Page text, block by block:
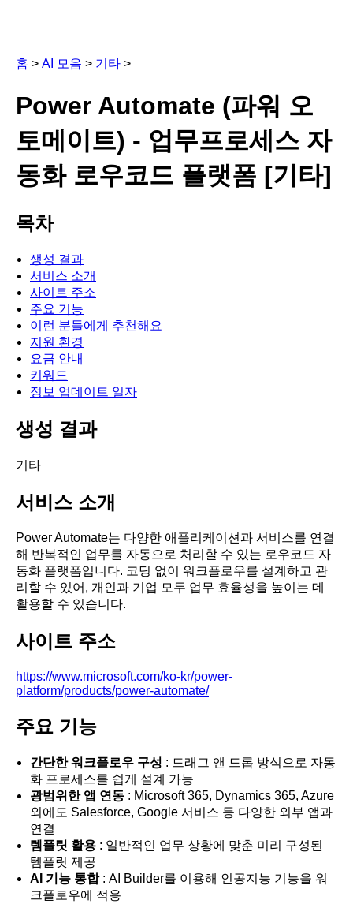
홈 > AI 모음 > 기타 >
Power Automate (파워 오
토메이트) - 업무프로세스 자
동화 로우코드 플랫폼 [기타]
목차
생성 결과
서비스 소개
사이트 주소
주요 기능
이런 분들에게 추천해요
지원 환경
요금 안내
키워드
정보 업데이트 일자
생성 결과
기타
서비스 소개
Power Automate는 다양한 애플리케이션과 서비스를 연결
해 반복적인 업무를 자동으로 처리할 수 있는 로우코드 자
동화 플랫폼입니다. 코딩 없이 워크플로우를 설계하고 관
리할 수 있어, 개인과 기업 모두 업무 효율성을 높이는 데
활용할 수 있습니다.
사이트 주소
https://www.microsoft.com/ko-kr/power-
platform/products/power-automate/
주요 기능
간단한 워크플로우 구성 : 드래그 앤 드롭 방식으로 자동
화 프로세스를 쉽게 설계 가능
광범위한 앱 연동 : Microsoft 365, Dynamics 365, Azure
외에도 Salesforce, Google 서비스 등 다양한 외부 앱과
연결
템플릿 활용 : 일반적인 업무 상황에 맞춘 미리 구성된
템플릿 제공
AI 기능 통합: AI Builder를 이용해 인공지능 기능을 워
크플로우에 적용